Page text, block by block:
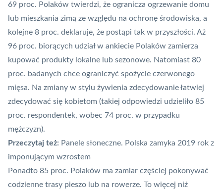
69 proc. Polaków twierdzi, że ogranicza ogrzewanie domu
lub mieszkania zimą ze względu na ochronę środowiska, a
kolejne 8 proc. deklaruje, że postąpi tak w przyszłości. Aż
96 proc. biorących udział w ankiecie Polaków zamierza
kupować produkty lokalne lub sezonowe. Natomiast 80
proc. badanych chce ograniczyć spożycie czerwonego
mięsa. Na zmiany w stylu żywienia zdecydowanie łatwiej
zdecydować się kobietom (takiej odpowiedzi udzieliło 85
proc. respondentek, wobec 74 proc. w przypadku
mężczyzn).
Przeczytaj też: Panele słoneczne. Polska zamyka 2019 rok z
imponującym wzrostem
Ponadto 85 proc. Polaków ma zamiar częściej pokonywać
codzienne trasy pieszo lub na rowerze. To więcej niż